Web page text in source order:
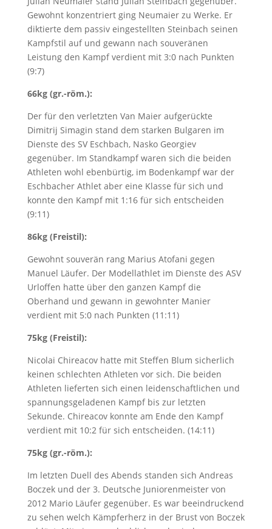
Gewohnt konzentriert ging Neumaier zu Werke. Er
diktierte dem passiv eingestellten Steinbach seinen
Kampfstil auf und gewann nach souveränen
Leistung den Kampf verdient mit 3:0 nach Punkten
(9:7)
66kg (gr.-röm.):
Der für den verletzten Van Maier aufgerückte
Dimitrij Simagin stand dem starken Bulgaren im
Dienste des SV Eschbach, Nasko Georgiev
gegenüber. Im Standkampf waren sich die beiden
Athleten wohl ebenbürtig, im Bodenkampf war der
Eschbacher Athlet aber eine Klasse für sich und
konnte den Kampf mit 1:16 für sich entscheiden
(9:11)
86kg (Freistil):
Gewohnt souverän rang Marius Atofani gegen
Manuel Läufer. Der Modellathlet im Dienste des ASV
Urloffen hatte über den ganzen Kampf die
Oberhand und gewann in gewohnter Manier
verdient mit 5:0 nach Punkten (11:11)
75kg (Freistil):
Nicolai Chireacov hatte mit Steffen Blum sicherlich
keinen schlechten Athleten vor sich. Die beiden
Athleten lieferten sich einen leidenschaftlichen und
spannungsgeladenen Kampf bis zur letzten
Sekunde. Chireacov konnte am Ende den Kampf
verdient mit 10:2 für sich entscheiden. (14:11)
75kg (gr.-röm.):
Im letzten Duell des Abends standen sich Andreas
Boczek und der 3. Deutsche Juniorenmeister von
2012 Mario Läufer gegenüber. Es war beeindruckend
zu sehen welch Kämpferherz in der Brust von Boczek